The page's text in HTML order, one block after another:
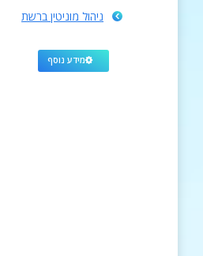
ניהול מוניטין ברשת
מידע נוסף